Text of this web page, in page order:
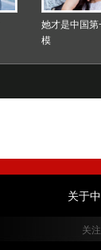
她才是中国第
模
关于
关